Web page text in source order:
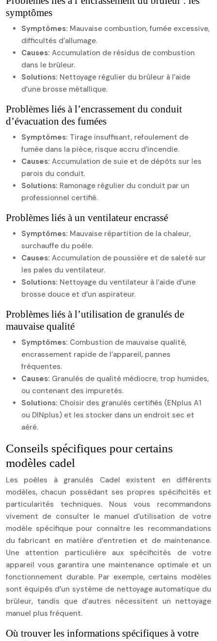
symptômes
Symptômes: Mauvaise combustion, fumée excessive,
difficultés d’allumage.
Causes: Accumulation de résidus de combustion
dans le brûleur.
Solutions: Nettoyage régulier du brûleur à l’aide
d’une brosse métallique.
Problèmes liés à l’encrassement du conduit
d’évacuation des fumées
Symptômes: Tirage insuffisant, refoulement de
fumée dans la pièce, risque accru d’incendie.
Causes: Accumulation de suie et de dépôts sur les
parois du conduit.
Solutions: Ramonage régulier du conduit par un
professionnel certifié.
Problèmes liés à un ventilateur encrassé
Symptômes: Mauvaise répartition de la chaleur,
surchauffe du poêle.
Causes: Accumulation de poussière et de saleté sur
les pales du ventilateur.
Solutions: Nettoyage du ventilateur à l’aide d’une
brosse douce et d’un aspirateur.
Problèmes liés à l’utilisation de granulés de
mauvaise qualité
Symptômes: Combustion de mauvaise qualité,
encrassement rapide de l’appareil, pannes
fréquentes.
Causes: Granulés de qualité médiocre, trop humides,
ou contenant des impuretés.
Solutions: Choisir des granulés certifiés (ENplus A1
ou DINplus) et les stocker dans un endroit sec et
aéré.
Conseils spécifiques pour certains
modèles cadel
Les poêles à granulés Cadel existent en différents
modèles, chacun possédant ses propres spécificités et
particularités techniques. Nous vous recommandons
vivement de consulter le manuel d’utilisation de votre
modèle spécifique pour connaître les recommandations
du fabricant en matière d’entretien et de maintenance.
Une attention particulière aux spécificités de votre
appareil vous garantira une maintenance optimale et un
fonctionnement durable. Par exemple, certains modèles
sont équipés d’un système de nettoyage automatique du
brûleur, tandis que d’autres nécessitent un nettoyage
manuel plus fréquent.
Où trouver les informations spécifiques à votre